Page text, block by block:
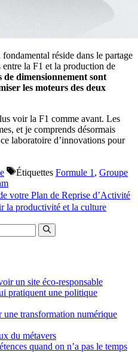
réside dans le partage
entre la F1 et la production de
dimensionnement sont
les moteurs des deux
voir la F1 comme avant. Les
et je comprends désormais
laboratoire d’innovations pour
Étiquettes Formule 1 , Groupe
votre Plan de Reprise d’Activité
la productivité et la culture
un site éco-responsable
pratiquent une politique
une transformation numérique
du métavers
quand on n’a pas le temps